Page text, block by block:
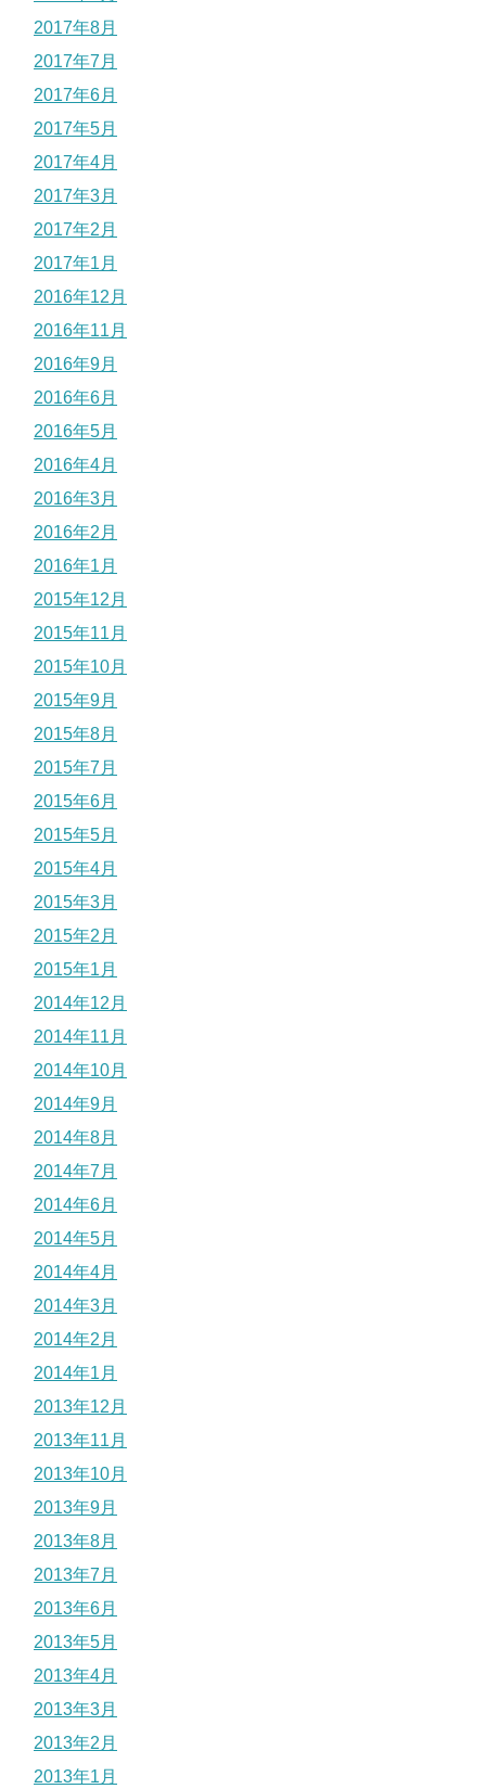
2017年8月
2017年7月
2017年6月
2017年5月
2017年4月
2017年3月
2017年2月
2017年1月
2016年12月
2016年11月
2016年9月
2016年6月
2016年5月
2016年4月
2016年3月
2016年2月
2016年1月
2015年12月
2015年11月
2015年10月
2015年9月
2015年8月
2015年7月
2015年6月
2015年5月
2015年4月
2015年3月
2015年2月
2015年1月
2014年12月
2014年11月
2014年10月
2014年9月
2014年8月
2014年7月
2014年6月
2014年5月
2014年4月
2014年3月
2014年2月
2014年1月
2013年12月
2013年11月
2013年10月
2013年9月
2013年8月
2013年7月
2013年6月
2013年5月
2013年4月
2013年3月
2013年2月
2013年1月